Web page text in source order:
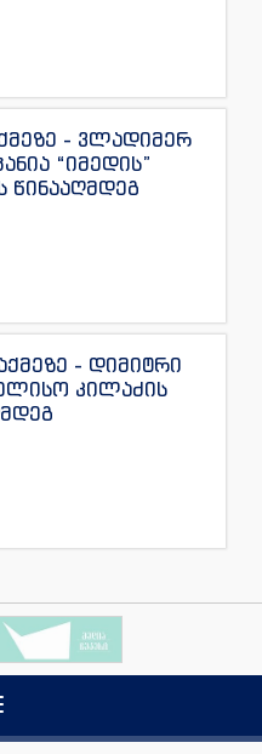
- ვლადიმერ
“იმედის”
წინააღმდეგ
- დიმიტრი
კილაძის